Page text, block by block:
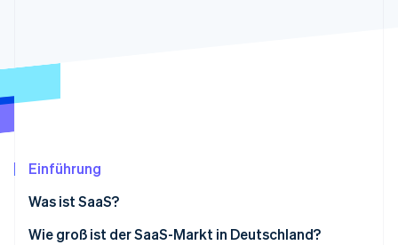
Stripe-Sessions 2026
Erfahren Sie, wie Stripe Lösungen für die
Jetzt ansehen
Einführung
Was ist SaaS?
Wie groß ist der SaaS-Markt in Deutschland?